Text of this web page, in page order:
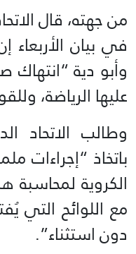
من جهته، قال
في بيان الأربعاء
وأبو دية
عليها الرياضة،
وطالب الاتحاد
باتخاذ “إجراءات
الكروية لمحاسبة
مع اللوائح التي
دون استثناء”.